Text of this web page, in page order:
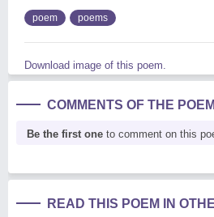
poem poems
Download image of this poem.
COMMENTS OF THE POEM
Be the first one to comment on this
READ THIS POEM IN